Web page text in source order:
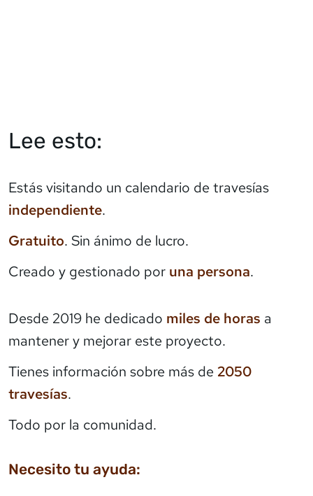
Lee esto:
Estás visitando un calendario de travesías
independiente.
Gratuito. Sin ánimo de lucro.
Creado y gestionado por una persona.
Desde 2019 he dedicado miles de horas a
mantener y mejorar este proyecto.
Tienes información sobre más de 2050
travesías.
Todo por la comunidad.
Necesito tu ayuda: